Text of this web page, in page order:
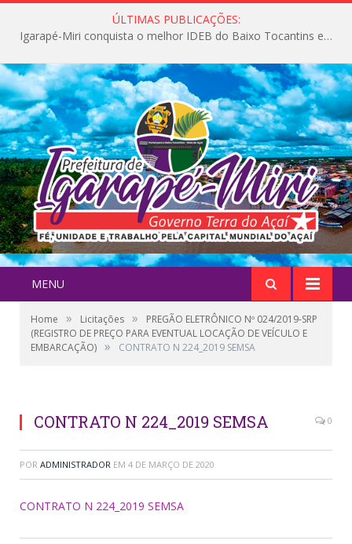
ÚLTIMAS PUBLICAÇÕES:
Igarapé-Miri conquista o melhor IDEB do Baixo Tocantins e avança na qualidade da educação pública
MENU
Home » Licitações »
PREGÃO ELETRÔNICO Nº 024/2019-SRP
(REGISTRO DE PREÇO PARA EVENTUAL LOCAÇÃO DE VEÍCULO E
EMBARCAÇÃO) » CONTRATO N 224_2019 SEMSA
CONTRATO N 224_2019 SEMSA 0
POR ADMINISTRADOR EM 4 DE MARÇO DE 2020
CONTRATO N 224_2019 SEMSA